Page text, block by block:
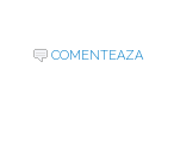
COMENTEAZA